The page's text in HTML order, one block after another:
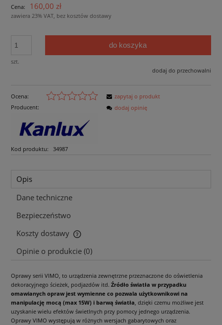
Cena: 160,00 zł
zawiera 23% VAT, bez kosztów dostawy
szt.
do koszyka
dodaj do przechowalni
Ocena:
Producent:
Kod produktu: 34987
zapytaj o produkt
dodaj opinię
Opis
Dane techniczne
Bezpieczeństwo
Koszty dostawy
Cena nie zawiera ewentualnych kosztów płatności
Opinie o produkcie (0)
Oprawy serii VIMO, to urządzenia zewnętrzne przeznaczone do oświetlenia
dekoracyjnego ścieżek, podjazdów itd. Źródło światła w przypadku
omawianych opraw jest wymienne co pozwala użytkownikowi na
manipulację mocą (max 15W) i barwą światła, dzięki czemu możliwe jest
uzyskanie wielu efektów świetlnych przy pomocy jednego urządzenia.
Oprawy VIMO występują w różnych wersjach gabarytowych oraz